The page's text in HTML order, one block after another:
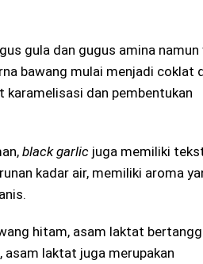
gula dan gugus amina namun
bawang mulai menjadi coklat
karamelisasi dan pembentukan
black garlic juga memiliki
kadar air, memiliki aroma
hitam, asam laktat
asam laktat juga merupakan